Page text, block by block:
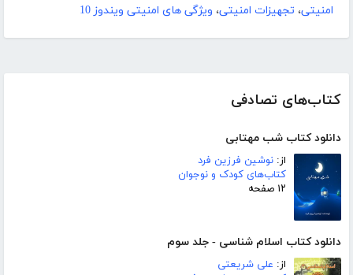
کتاب‌های تصادفی
دانلود کتاب شب مهتابی
از: نوشین فرزین فرد
کتاب‌های کودک و نوجوان
۱۲ صفحه
دانلود کتاب اسلام شناسی - جلد سوم
از: علی شریعتی
امنیتی، تجهیزات امنیتی، ویژگی های امنیتی ویندوز 10